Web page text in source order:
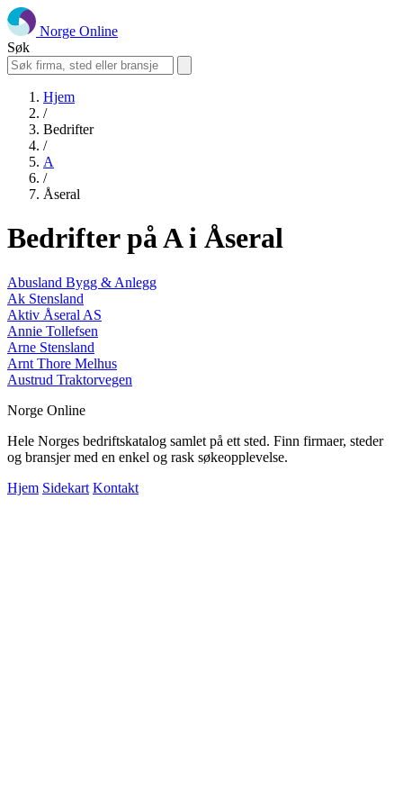
Norge Online
Søk
Hjem
/
Bedrifter
/
A
/
Åseral
Bedrifter på A i Åseral
Abusland Bygg & Anlegg
Ak Stensland
Aktiv Åseral AS
Annie Tollefsen
Arne Stensland
Arnt Thore Melhus
Austrud Traktorvegen
Norge Online
Hele Norges bedriftskatalog samlet på ett sted. Finn firmaer, steder
og bransjer med en enkel og rask søkeopplevelse.
Hjem Sidekart Kontakt